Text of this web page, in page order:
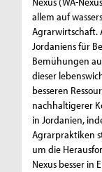
allem auf
Agrarwirtschaft.
Jordaniens für
Bemühungen
dieser
besseren
nachhaltigerer
in Jordanien,
Agrarpraktiken
um die
Nexus besser in